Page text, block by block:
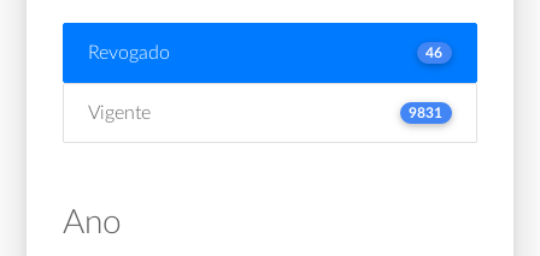
Revogado 46
Vigente 9831
Ano